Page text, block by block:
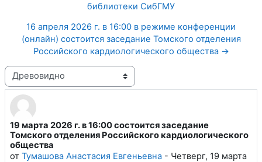
библиотеки СибГМУ
16 апреля 2026 г. в 16:00 в режиме конференции
(онлайн) состоится заседание Томского отделения
Российского кардиологического общества →
Режим отображения
19 марта 2026 г. в 16:00 состоится заседание
Томского отделения Российского кардиологического
общества
от Тумашова Анастасия Евгеньевна - Четверг, 19 марта
Количество ответов: 0